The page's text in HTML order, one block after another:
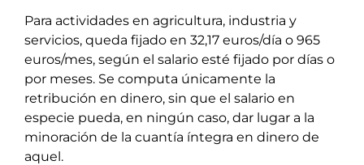
Para actividades en agricultura, industria y
servicios, queda fijado en 32,17 euros/día o 965
euros/mes, según el salario esté fijado por días o
por meses. Se computa únicamente la
retribución en dinero, sin que el salario en
especie pueda, en ningún caso, dar lugar a la
minoración de la cuantía íntegra en dinero de
aquel.